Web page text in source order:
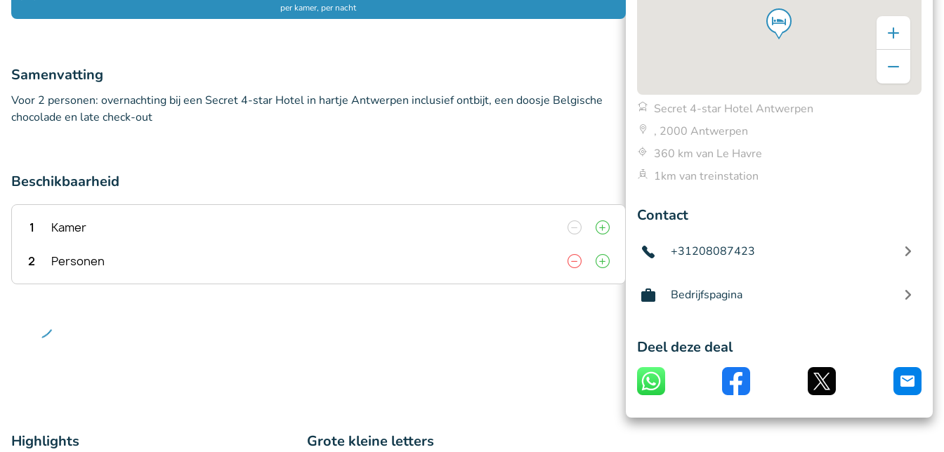
per kamer, per nacht
Samenvatting
Voor 2 personen: overnachting bij een Secret 4-star Hotel in hartje Antwerpen inclusief ontbijt, een doosje Belgische
chocolade en late check-out
Beschikbaarheid
1 Kamer
2 Personen
Highlights Grote kleine letters
Secret 4-star Hotel Antwerpen
, 2000 Antwerpen
360 km van Le Havre
1km van treinstation
Contact
+31208087423
Bedrijfspagina
Deel deze deal